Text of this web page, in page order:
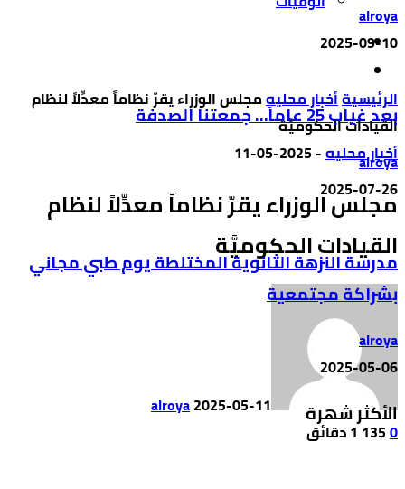
‫الرئيسية‬أخبار محليهمجلس الوزراء يقرّ نظاماً معدِّلاً لنظام
القيادات الحكوميَّة
أخبار محليه-
2025-05-11
مجلس الوزراء يقرّ نظاماً معدِّلاً لنظام
القيادات الحكوميَّة
alroya2025-05-11
0
1351 ‫دقائق‬
alroya
2025-09-10
بعد غياب 25 عاماً… جمعتنا الصدفة
alroya
2025-07-26
مدرسة النزهة الثانوية المختلطة يوم طبي مجاني
بشراكة مجتمعية
alroya
2025-05-06
الأكثر شهرة